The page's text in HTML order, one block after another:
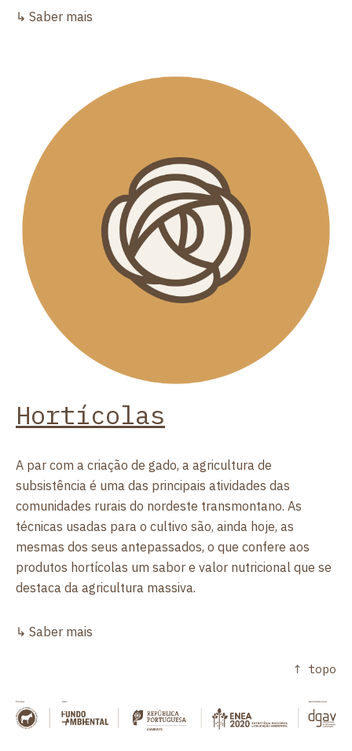
↳ Saber mais
Hortícolas
A par com a criação de gado, a agricultura de
subsistência é uma das principais atividades das
comunidades rurais do nordeste transmontano. As
técnicas usadas para o cultivo são, ainda hoje, as
mesmas dos seus antepassados, o que confere aos
produtos hortícolas um sabor e valor nutricional que se
destaca da agricultura massiva.
↳ Saber mais
↑ topo